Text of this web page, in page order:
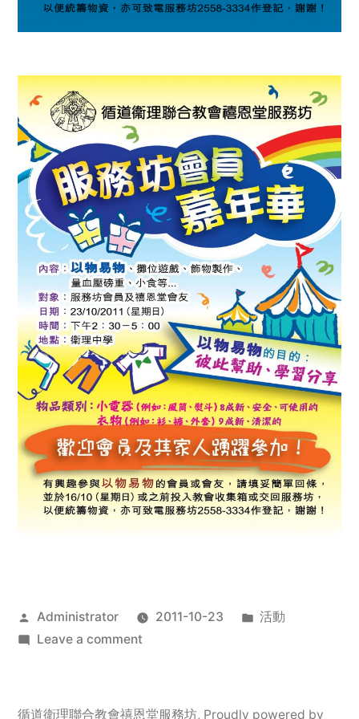
Posted
by
Administrator 2011-10-23
Posted
活動
Leave a commenton
服
循道衛理聯合教會禧恩堂服務坊, Proudly powered by